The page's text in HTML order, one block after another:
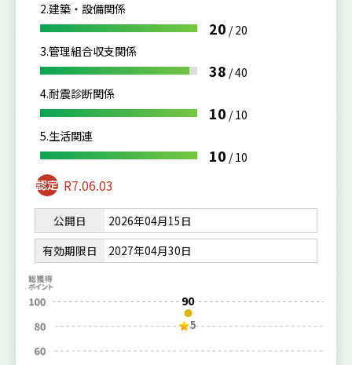
2.建築・設備関係
20 /20
3.管理組合収支関係
38 /40
4.耐震診断関係
10 /10
5.生活関連
10 /10
R7.06.03
公開日
2026年04月15日
有効期限日
2027年04月30日
90
5